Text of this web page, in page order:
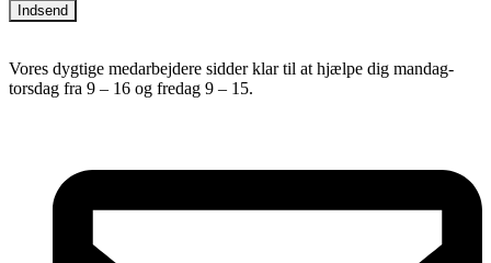
Indsend
Vores dygtige medarbejdere sidder klar til at hjælpe dig mandag-
torsdag fra 9 – 16 og fredag 9 – 15.